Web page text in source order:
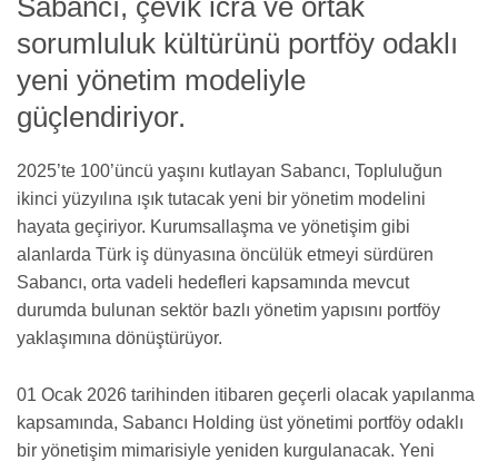
Sabancı, çevik icra ve ortak
sorumluluk kültürünü portföy odaklı
yeni yönetim modeliyle
güçlendiriyor.
2025’te 100’üncü yaşını kutlayan Sabancı, Topluluğun
ikinci yüzyılına ışık tutacak yeni bir yönetim modelini
hayata geçiriyor. Kurumsallaşma ve yönetişim gibi
alanlarda Türk iş dünyasına öncülük etmeyi sürdüren
Sabancı, orta vadeli hedefleri kapsamında mevcut
durumda bulunan sektör bazlı yönetim yapısını portföy
yaklaşımına dönüştürüyor.
01 Ocak 2026 tarihinden itibaren geçerli olacak yapılanma
kapsamında, Sabancı Holding üst yönetimi portföy odaklı
bir yönetişim mimarisiyle yeniden kurgulanacak. Yeni